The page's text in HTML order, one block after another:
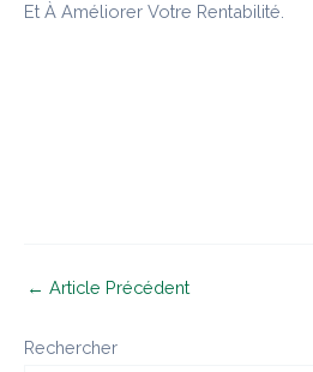
Et À Améliorer Votre Rentabilité.
← Article Précédent
Rechercher